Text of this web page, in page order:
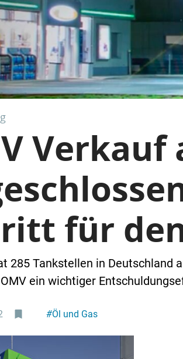
Verkauf
für
285 Tankstellen in Deutschland
ein wichtiger
#Öl und Gas